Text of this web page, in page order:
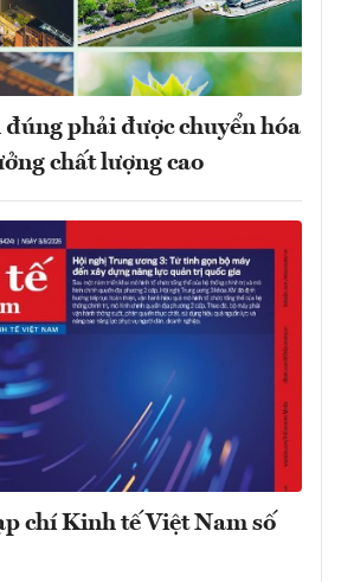
đúng phải được chuyển hóa
chất lượng cao
chí Kinh tế Việt Nam số